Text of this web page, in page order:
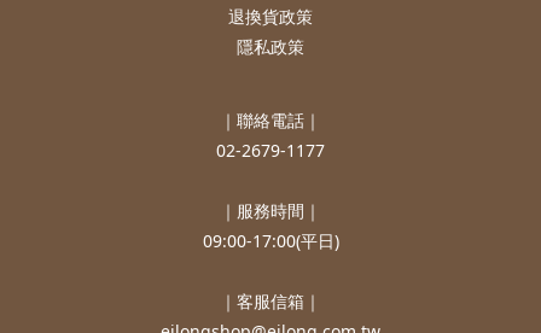
退換貨政策
隱私政策
｜聯絡電話｜
02-2679-1177
｜服務時間｜
09:00-17:00(平日)
｜客服信箱｜